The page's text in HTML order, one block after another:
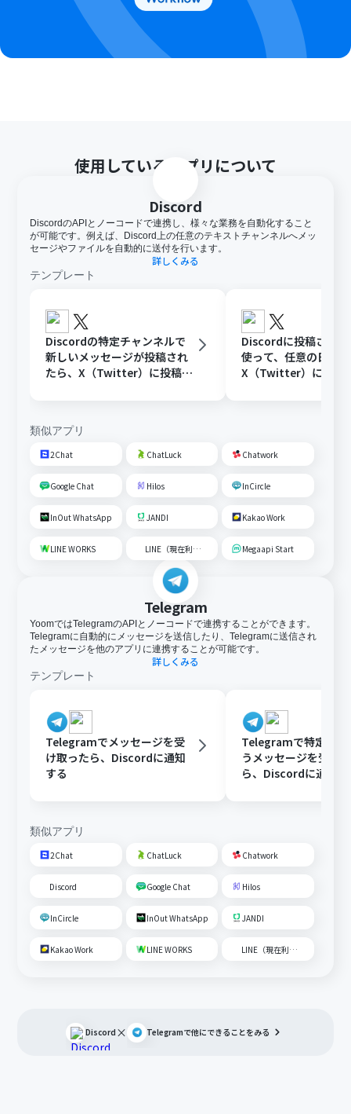
使用しているアプリについて
Discord
DiscordのAPIとノーコードで連携し、様々な業務を自動化すること
が可能です。例えば、Discord上の任意のテキストチャンネルへメッ
セージやファイルを自動的に送付を行います。
詳しくみる
テンプレート
Discordの特定チャンネルで
新しいメッセージが投稿され
たら、X（Twitter）に投稿す
Discordに投稿され
使って、任意の日時に
X（Twitter）に投稿
類似アプリ
2Chat ChatLuck Chatwork
Google Chat Hilos InCircle
InOut WhatsApp JANDI Kakao Work
LINE WORKS LINE（現在利用不可） Megaapi Start
Telegram
YoomではTelegramのAPIとノーコードで連携することができます。
Telegramに自動的にメッセージを送信したり、Telegramに送信され
たメッセージを他のアプリに連携することが可能です。
詳しくみる
テンプレート
Telegramでメッセージを受
け取ったら、Discordに通知
する
Telegramで特定の条
うメッセージを受け
ら、Discordに通知
類似アプリ
2Chat ChatLuck Chatwork
Discord Google Chat Hilos
InCircle InOut WhatsApp JANDI
Kakao Work LINE WORKS LINE（現在利用不可）
Discord × Telegramで他にできることをみる